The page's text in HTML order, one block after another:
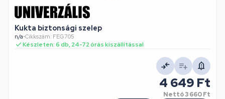
Kukta biztonsági szelep
n/a•Cikkszám: FEG705
Készleten: 6 db, 24-72 órás kiszállítással
4 649 Ft
Nettó3 660 Ft